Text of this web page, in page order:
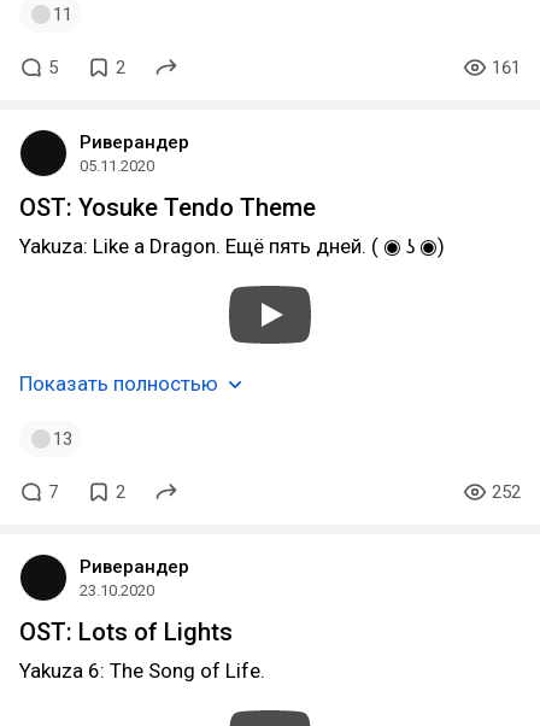
11
5 2 161
Риверандер
05.11.2020
OST: Yosuke Tendo Theme
Yakuza: Like a Dragon. Ещё пять дней. ( ◉ ʖ ◉)
Показать полностью
13
7 2 252
Риверандер
23.10.2020
OST: Lots of Lights
Yakuza 6: The Song of Life.